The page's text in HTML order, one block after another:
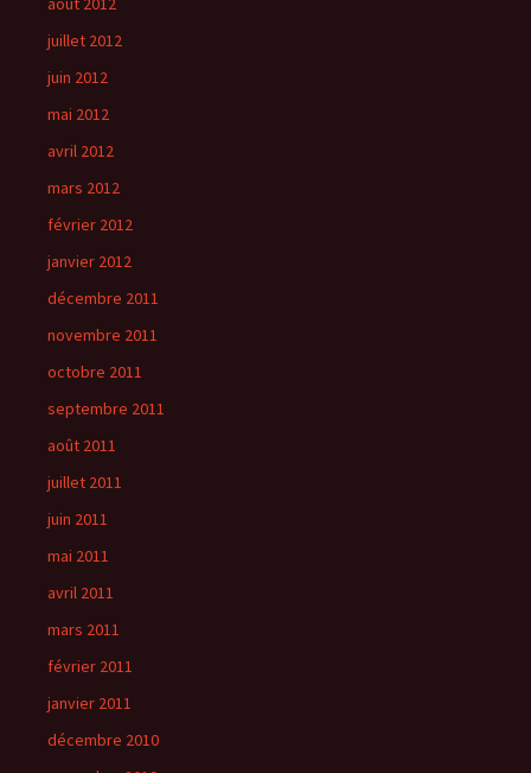
juillet 2012
juin 2012
mai 2012
avril 2012
mars 2012
février 2012
janvier 2012
décembre 2011
novembre 2011
octobre 2011
septembre 2011
août 2011
juillet 2011
juin 2011
mai 2011
avril 2011
mars 2011
février 2011
janvier 2011
décembre 2010